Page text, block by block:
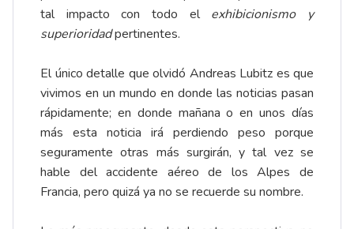
tal impacto con todo el exhibicionismo y
superioridadpertinentes.
El único detalle que olvidó Andreas Lubitz es que
vivimos en un mundo en donde las noticias pasan
rápidamente; en donde mañana o en unos días
más esta noticia irá perdiendo peso porque
seguramente otras más surgirán, y tal vez se
hable del accidente aéreo de los Alpes de
Francia, pero quizá ya no se recuerde su nombre.